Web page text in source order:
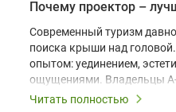
Современный туризм
поиска крыши над
опытом: уединением,
ощущениями. Владельцы
шале понимают, что
Читать полностью